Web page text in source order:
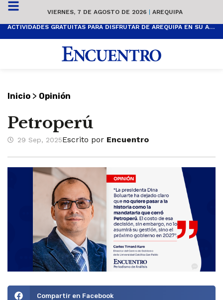
VIERNES, 7 DE AGOSTO DE 2026 | AREQUIPA
ACTIVIDADES GRATUITAS PARA DISFRUTAR DE AREQUIPA EN SU ANIVERSARIO
Inicio > Opinión
Petroperú
29 Sep, 2025Escrito por Encuentro
Compartir en Facebook